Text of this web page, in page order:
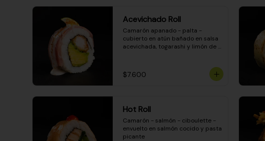
Acevichado Roll
Camarón apanado - palta -
cubierto en atún bañado en salsa
acevichada, togarashi y limón de
$7.600
Hot Roll
Camarón - salmón - ciboulette -
envuelto en salmón cocido y pasta
picante